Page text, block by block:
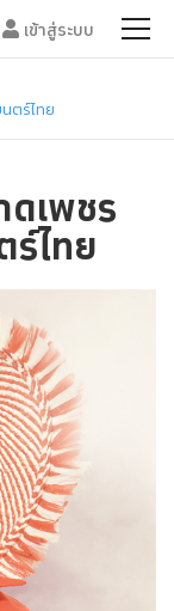
เข้าสู่ระบบ
ตร์ไทย
ดเพชร
ไทย